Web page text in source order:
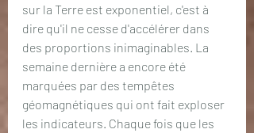
sur la Terre est exponentiel, c'est à
dire qu'il ne cesse d'accélérer dans
des proportions inimaginables. La
semaine dernière a encore été
marquées par des tempêtes
géomagnétiques qui ont fait exploser
les indicateurs. Chaque fois que les